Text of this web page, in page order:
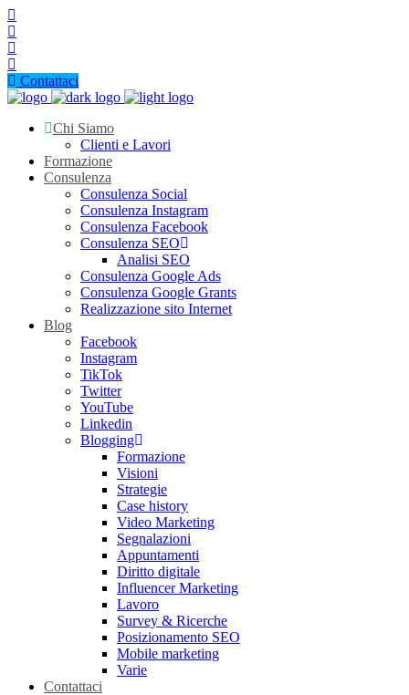
Contattaci
Chi Siamo
Clienti e Lavori
Formazione
Consulenza
Consulenza Social
Consulenza Instagram
Consulenza Facebook
Consulenza SEO
Analisi SEO
Consulenza Google Ads
Consulenza Google Grants
Realizzazione sito Internet
Blog
Facebook
Instagram
TikTok
Twitter
YouTube
Linkedin
Blogging
Formazione
Visioni
Strategie
Case history
Video Marketing
Segnalazioni
Appuntamenti
Diritto digitale
Influencer Marketing
Lavoro
Survey & Ricerche
Posizionamento SEO
Mobile marketing
Varie
Contattaci